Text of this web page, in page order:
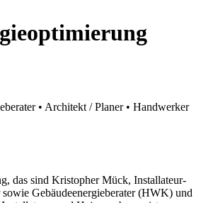
• Architekt / Planer • Handwerker
das sind Kristopher Mück, Installateur-
Gebäudeenergieberater (HWK) und